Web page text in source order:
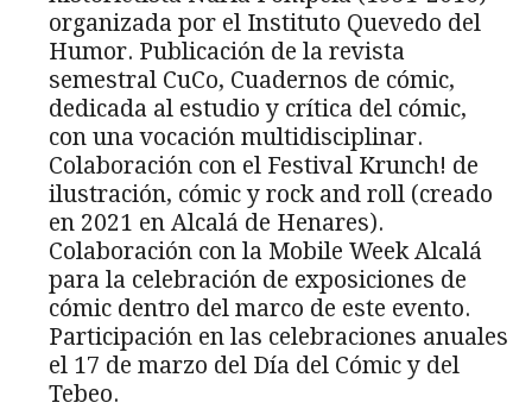
organizada por el Instituto Quevedo del
Humor. Publicación de la revista
semestral CuCo, Cuadernos de cómic,
dedicada al estudio y crítica del cómic,
con una vocación multidisciplinar.
Colaboración con el Festival Krunch! de
ilustración, cómic y rock and roll (creado
en 2021 en Alcalá de Henares).
Colaboración con la Mobile Week Alcalá
para la celebración de exposiciones de
cómic dentro del marco de este evento.
Participación en las celebraciones anuales
el 17 de marzo del Día del Cómic y del
Tebeo.